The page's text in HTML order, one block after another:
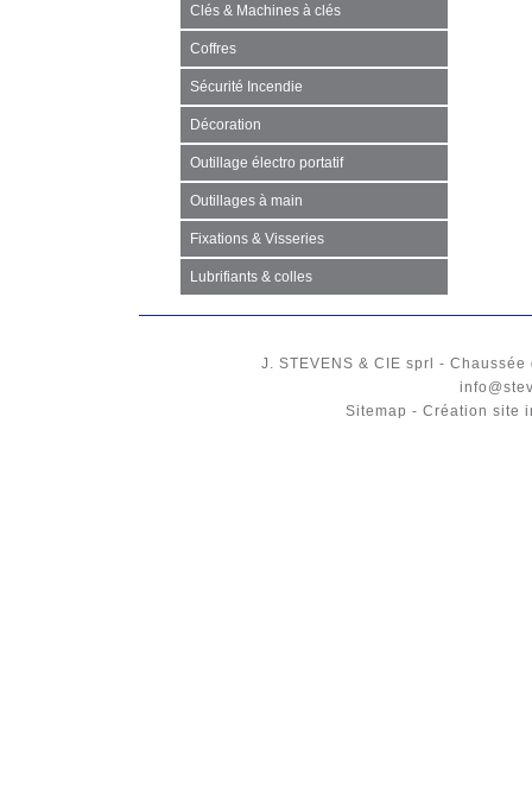
Clés & Machines à clés
Coffres
Sécurité Incendie
Décoration
Outillage électro portatif
Outillages à main
Fixations & Visseries
Lubrifiants & colles
J. STEVENS & CIE sprl - Chaussée
Sitemap - Création site